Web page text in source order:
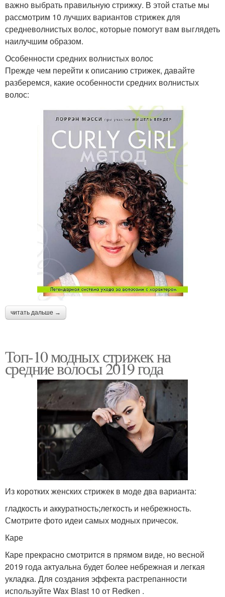
важно выбрать правильную стрижку. В этой статье мы
рассмотрим 10 лучших вариантов стрижек для
средневолнистых волос, которые помогут вам выглядеть
наилучшим образом.
Особенности средних волнистых волос
Прежде чем перейти к описанию стрижек, давайте
разберемся, какие особенности средних волнистых
волос:
читать дальше →
Топ-10 модных стрижек на
средние волосы 2019 года
Из коротких женских стрижек в моде два варианта:
гладкость и аккуратность;легкость и небрежность.
Смотрите фото идеи самых модных причесок.
Каре
Каре прекрасно смотрится в прямом виде, но весной
2019 года актуальна будет более небрежная и легкая
укладка. Для создания эффекта растрепанности
используйте Wax Blast 10 от Redken .